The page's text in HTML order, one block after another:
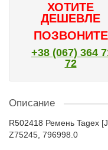
ХОТИТЕ
ДЕШЕВЛЕ
ПОЗВОНИТЕ
+38 (067) 364
72
Описание
R502418 Ремень Tagex
Z75245, 796998.0